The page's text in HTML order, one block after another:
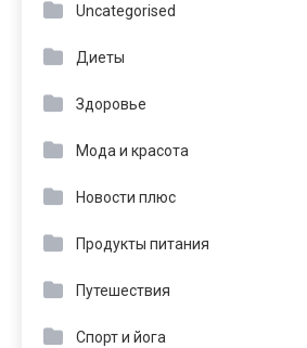
Uncategorised
Диеты
Здоровье
Мода и красота
Новости плюс
Продукты питания
Путешествия
Спорт и йога